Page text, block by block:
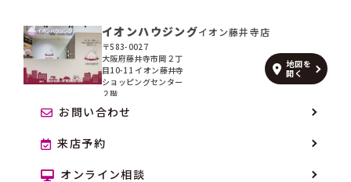
り、各種の申込みの受付、訪問、提案、見積、各種の工事やサービス提
供等の機会に、当社が直接あるいは協力会社又は業務委託先等を通じ
て、お客さまの個人情報（お客さまの電子メールアドレス、氏名、住
所、電話番号等）を取得いたしますが、これらの個人情報は下記の目的
に利用させていただきます。
(1) 不動産についてのサービスの提供
(2) 不動産についてのサービスのアフターサービスの提供
研究開発
す。）への提供。
イオンハウジングイオン藤井寺店
〒583-0027
大阪府藤井寺市岡２丁
目10-11 イオン藤井寺
ショッピングセンター
２階
地図を
開く
お問い合わせ
来店予約
オンライン相談